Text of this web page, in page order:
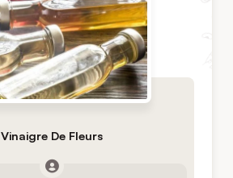
Vinaigre De Fleurs